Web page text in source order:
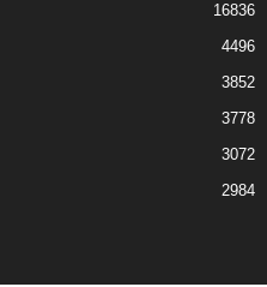
16836
4496
3852
3778
3072
2984